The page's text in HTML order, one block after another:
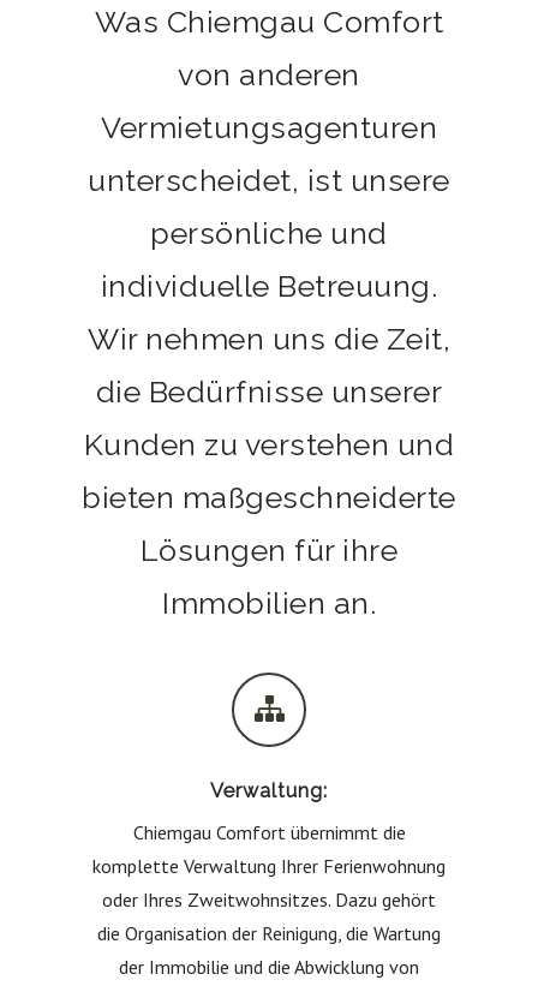
Was Chiemgau Comfort
von anderen
Vermietungsagenturen
unterscheidet, ist unsere
persönliche und
individuelle Betreuung.
Wir nehmen uns die Zeit,
die Bedürfnisse unserer
Kunden zu verstehen und
bieten maßgeschneiderte
Lösungen für ihre
Immobilien an.
Verwaltung:
Chiemgau Comfort übernimmt die
komplette Verwaltung Ihrer Ferienwohnung
oder Ihres Zweitwohnsitzes. Dazu gehört
die Organisation der Reinigung, die Wartung
der Immobilie und die Abwicklung von